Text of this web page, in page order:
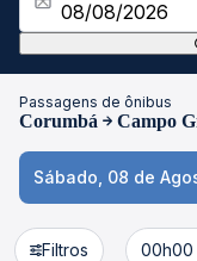
Passagens de ônibus
Corumbá Campo
Sábado, 08 de
Filtros 00h00